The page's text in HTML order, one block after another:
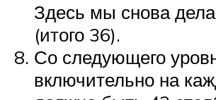
Здесь мы снова
(итого 36).
Со следующего
включительно на